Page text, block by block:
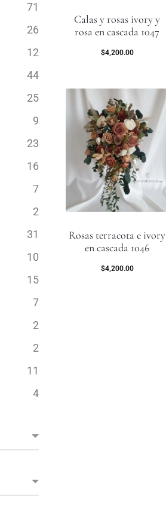
Calas y rosas ivory y
rosa en cascada 1047
$4,200.00
Rosas terracota e ivory
en cascada 1046
$4,200.00
71
26
12
44
25
9
23
16
7
2
31
10
15
7
2
2
11
4